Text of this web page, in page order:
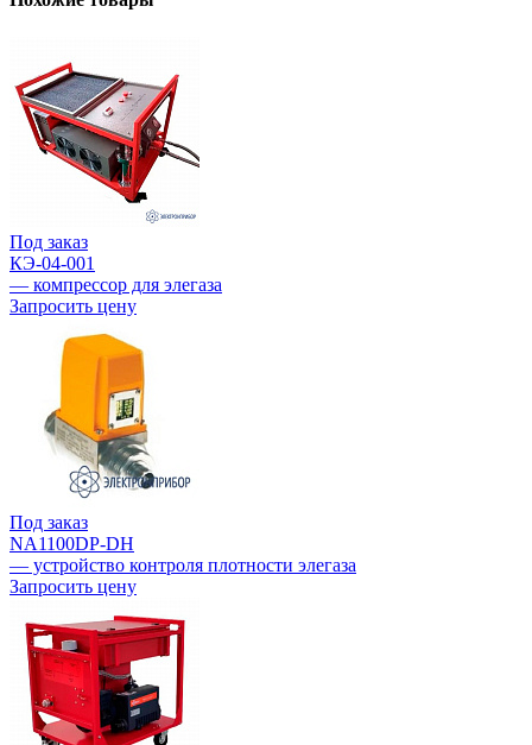
Под заказ
КЭ-04-001
— компрессор для элегаза
Запросить цену
Под заказ
NA1100DP-DH
— устройство контроля плотности элегаза
Запросить цену